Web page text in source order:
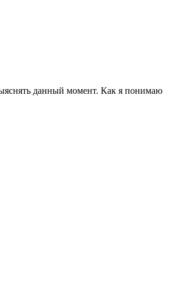
данный момент. Как я понимаю